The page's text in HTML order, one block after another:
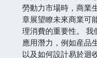
勞動力市場時，商業
章展望瞭未來商業可
理消費的重要性。 我
應用潛力，例如産品
以及如何設計易於迴